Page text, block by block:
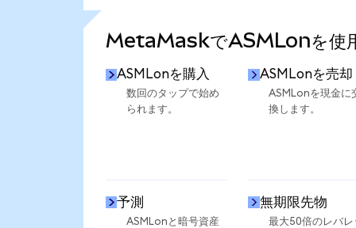
MetaMaskでASMLonを使
ASMLonを購入
数回のタップで始め
られます。
ASMLonを売却
ASMLonを現金に
換します。
予測
ASMLonと暗号資産
無期限先物
最大50倍のレバレ